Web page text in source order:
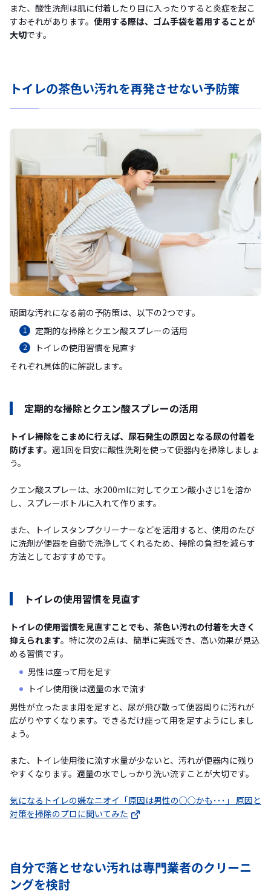
また、酸性洗剤は肌に付着したり目に入ったりすると炎症を起こ
すおそれがあります。 使用する際は、ゴム手袋を着用することが
大切です。
トイレの茶色い汚れを再発させない予防策
頑固な汚れになる前の予防策は、以下の2つです。
定期的な掃除とクエン酸スプレーの活用
トイレの使用習慣を見直す
それぞれ具体的に解説します。
定期的な掃除とクエン酸スプレーの活用
トイレ掃除をこまめに行えば、尿石発生の原因となる尿の付着を
防げます。週1回を目安に酸性洗剤を使って便器内を掃除しましょ
う。
クエン酸スプレーは、水200mlに対してクエン酸小さじ1を溶か
し、スプレーボトルに入れて作ります。
また、トイレスタンプクリーナーなどを活用すると、使用のたび
に洗剤が便器を自動で洗浄してくれるため、掃除の負担を減らす
方法としておすすめです。
トイレの使用習慣を見直す
トイレの使用習慣を見直すことでも、茶色い汚れの付着を大きく
抑えられます。特に次の2点は、簡単に実践でき、高い効果が見込
める習慣です。
男性は座って用を足す
トイレ使用後は適量の水で流す
男性が立ったまま用を足すと、尿が飛び散って便器周りに汚れが
広がりやすくなります。できるだけ座って用を足すようにしまし
ょう。
また、トイレ使用後に流す水量が少ないと、汚れが便器内に残り
やすくなります。適量の水でしっかり洗い流すことが大切です。
気になるトイレの嫌なニオイ「原因は男性の○○かも･･･」 原因と
対策を掃除のプロに聞いてみた
自分で落とせない汚れは専門業者のクリーニ
ングを検討